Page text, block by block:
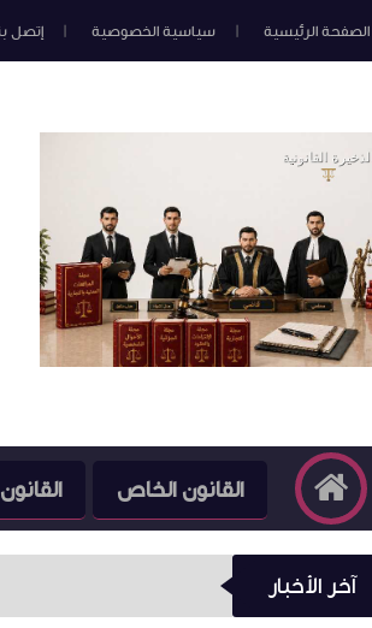
الصفحة الرئيسية سياسية الخصوصية إتصل
القانون الخاص
آخر الأخبار